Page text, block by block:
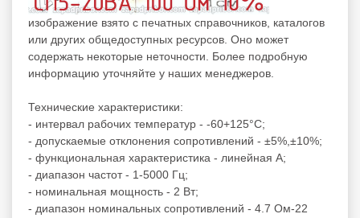
изображение взято с печатных справочников, каталогов
или других общедоступных ресурсов. Оно может
содержать некоторые неточности. Более подробную
информацию уточняйте у наших менеджеров.
Технические характеристики:
- интервал рабочих температур - -60+125°C;
- допускаемые отклонения сопротивлений - ±5%,±10%;
- функциональная характеристика - линейная А;
- диапазон частот - 1-5000 Гц;
- номинальная мощность - 2 Вт;
- диапазон номинальных сопротивлений - 4.7 Ом-22